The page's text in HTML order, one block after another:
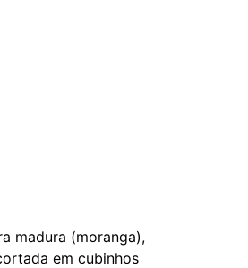
madura (moranga),
em cubinhos